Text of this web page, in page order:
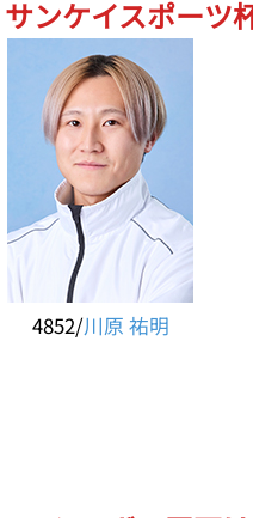
サンケイスポーツ
4852/川原 祐明